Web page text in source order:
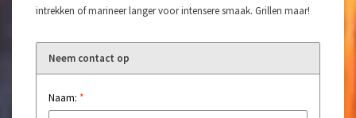
intrekken of marineer langer voor intensere smaak. Grillen maar!
Neem contact op
Naam: *